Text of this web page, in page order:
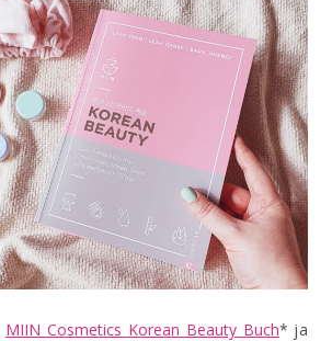
MIIN Cosmetics Korean Beauty Buch* ja